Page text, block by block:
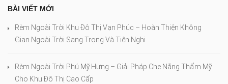
BÀI VIẾT MỚI
Rèm Ngoài Trời Khu Đô Thị Vạn Phúc – Hoàn Thiện Không
Gian Ngoài Trời Sang Trọng Và Tiện Nghi
Rèm Ngoài Trời Phú Mỹ Hưng – Giải Pháp Che Nắng Thẩm Mỹ
Cho Khu Đô Thị Cao Cấp